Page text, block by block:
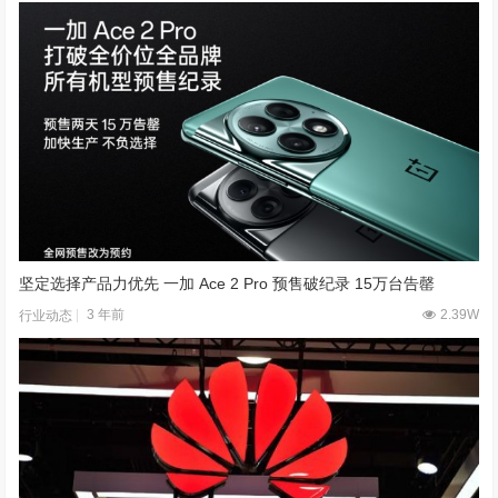
坚定选择产品力优先 一加 Ace 2 Pro 预售破纪录 15万台告罄
行业动态 3 年前 2.39W